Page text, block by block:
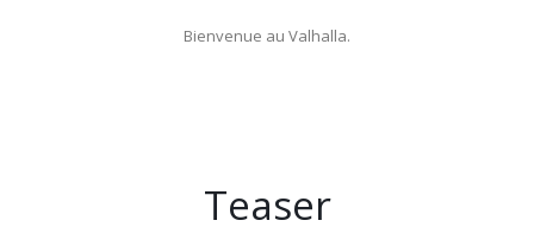
Bienvenue au Valhalla.
Teaser